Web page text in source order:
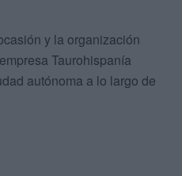
y la organización
Taurohispanía
autónoma a lo largo de